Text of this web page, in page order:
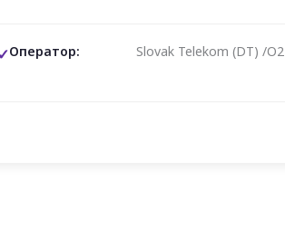
Оператор: Slovak Telekom (DT) /O2